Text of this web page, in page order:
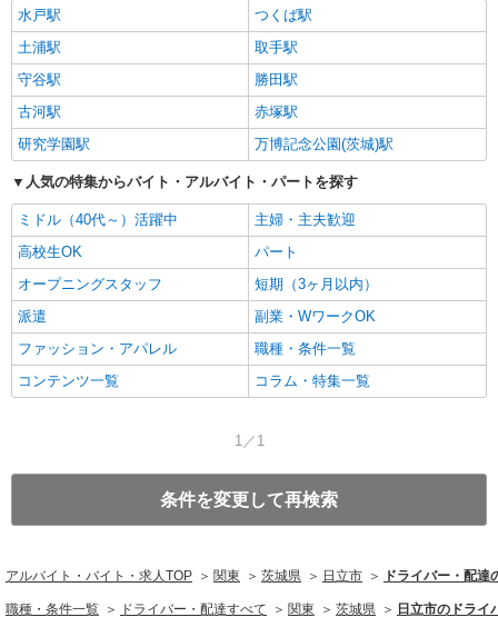
水戸駅
つくば駅
土浦駅
取手駅
守谷駅
勝田駅
古河駅
赤塚駅
研究学園駅
万博記念公園(茨城)駅
人気の特集からバイト・アルバイト・パートを探す
ミドル（40代～）活躍中
主婦・主夫歓迎
高校生OK
パート
オープニングスタッフ
短期（3ヶ月以内）
派遣
副業・WワークOK
ファッション・アパレル
職種・条件一覧
コンテンツ一覧
コラム・特集一覧
1／1
条件を変更して再検索
アルバイト・バイト・求人TOP 関東 茨城県 日立市 ドライバー・配
職種・条件一覧 ドライバー・配達すべて 関東 茨城県 日立市のドライ